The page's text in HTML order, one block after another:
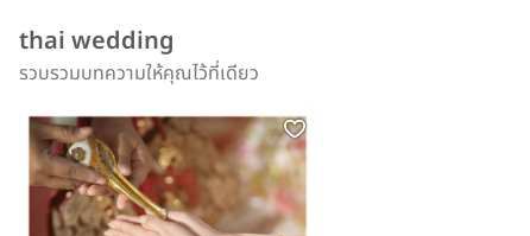
thai wedding
รวบรวมบทความให้คุณไว้ที่เดียว